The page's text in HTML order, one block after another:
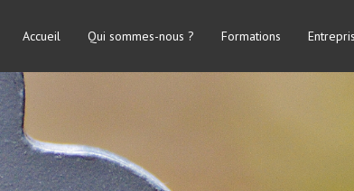
Accueil Qui sommes-nous ? Formations